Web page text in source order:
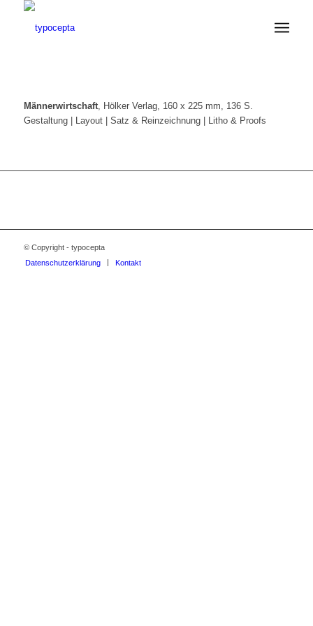
Männerwirtschaft, Hölker Verlag, 160 x 225 mm, 136 S.
Gestaltung | Layout | Satz & Reinzeichnung | Litho & Proofs
© Copyright - typocepta
Datenschutzerklärung
Kontakt